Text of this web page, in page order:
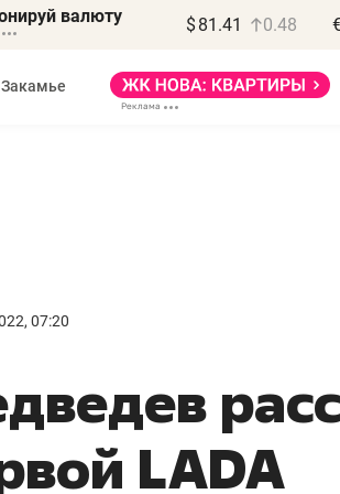
валюту $ 81.41 0.48
Закамье
07:20
LADA
правил, бизнес может
потерять минимум
полгода»